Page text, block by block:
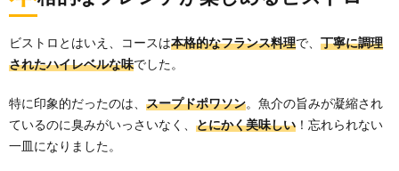
ビストロとはいえ、コースは本格的なフランス料理で、 丁寧に調理
されたハイレベルな味でした。
特に印象的だったのは、 スープドポワソン。魚介の旨みが凝縮され
ているのに臭みがいっさいなく、 とにかく美味しい ！忘れられない
一皿になりました。